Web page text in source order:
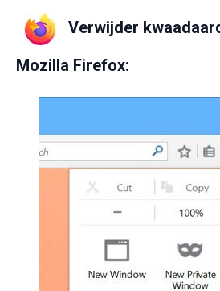
Verwijder
Mozilla Firefox: